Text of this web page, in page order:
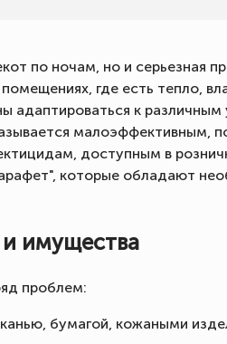
по ночам, но и серьезная
где есть тепло,
адаптироваться к различным
малоэффективным,
доступным в
которые обладают
и имущества
проблем:
бумагой, кожаными